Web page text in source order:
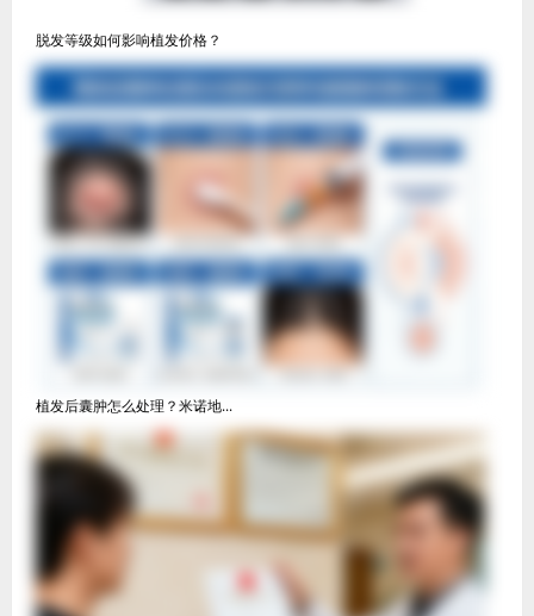
脱发等级如何影响植发价格？
植发后囊肿怎么处理？米诺地...